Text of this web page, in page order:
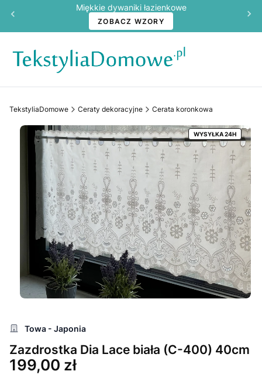
Miękkie dywaniki łazienkowe
ZOBACZ WZORY
TekstyliaDomowe Ceraty dekoracyjne Cerata koronkowa
WYSYŁKA 24H
Towa - Japonia
Zazdrostka Dia Lace biała (C-400) 40cm
Cena
199,00 zł